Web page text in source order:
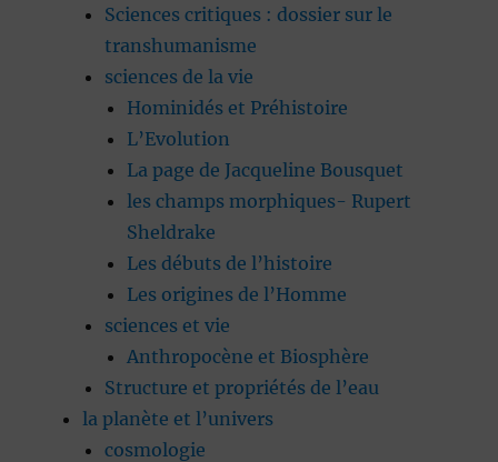
Sciences critiques : dossier sur le
transhumanisme
sciences de la vie
Hominidés et Préhistoire
L’Evolution
La page de Jacqueline Bousquet
les champs morphiques- Rupert
Sheldrake
Les débuts de l’histoire
Les origines de l’Homme
sciences et vie
Anthropocène et Biosphère
Structure et propriétés de l’eau
la planète et l’univers
cosmologie